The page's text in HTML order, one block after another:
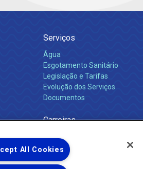
Serviços
Água
Esgotamento Sanitário
Legislação e Tarifas
Evolução dos Serviços
Documentos
Carreiras
All Cookies